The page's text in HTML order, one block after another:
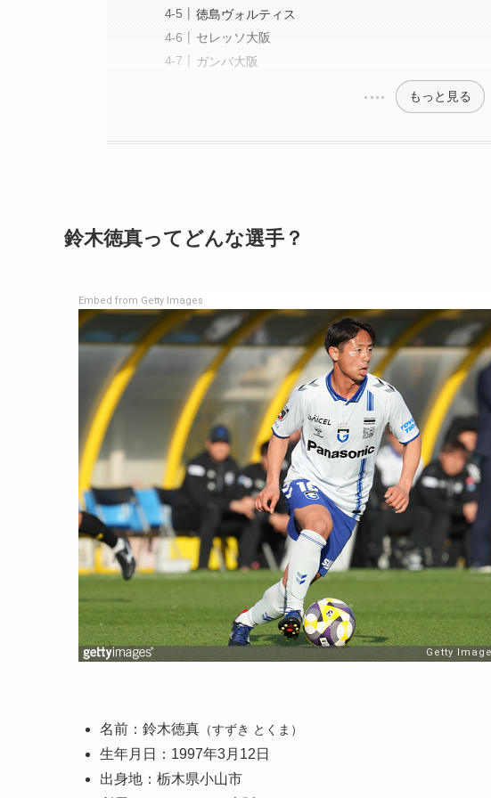
徳島ヴォルティス
セレッソ大阪
ガンバ大阪
もっと見る
鈴木徳真ってどんな選手？
Embed from Getty Images
名前：鈴木徳真 （すずき とくま）
生年月日：1997年3月12日
出身地：栃木県小山市